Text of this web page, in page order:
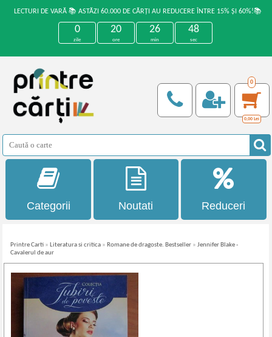
LECTURI DE VARĂ 📚 ASTĂZI 60.000 DE CĂRȚI AU REDUCERE ÎNTRE 15% ȘI 60%!📚
0
zile
20
ore
26
min
48
sec
0
0,00 Lei
Categorii Noutati Reduceri
Printre Carti » Literatura si critica » Romane de dragoste. Bestseller »Jennifer Blake -
Cavalerul de aur